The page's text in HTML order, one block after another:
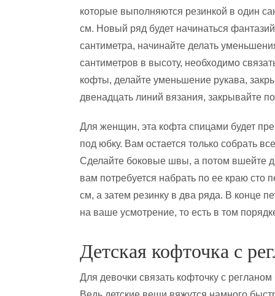
которые выполняются резинкой в один
см. Новый ряд будет начинаться
сантиметра, начинайте делать
сантиметров в высоту, необходимо
кофты, делайте уменьшение рукава,
двенадцать линий вязания, закрывайте
Для женщин, эта кофта спицами будет
под юбку. Вам остается только собрать
Сделайте боковые швы, а потом вшейте
вам потребуется набрать по ее краю сто
см, а затем резинку в два ряда. В конце
на ваше усмотрение, то есть в том
Детская кофточка с
Для девочки связать кофточку с